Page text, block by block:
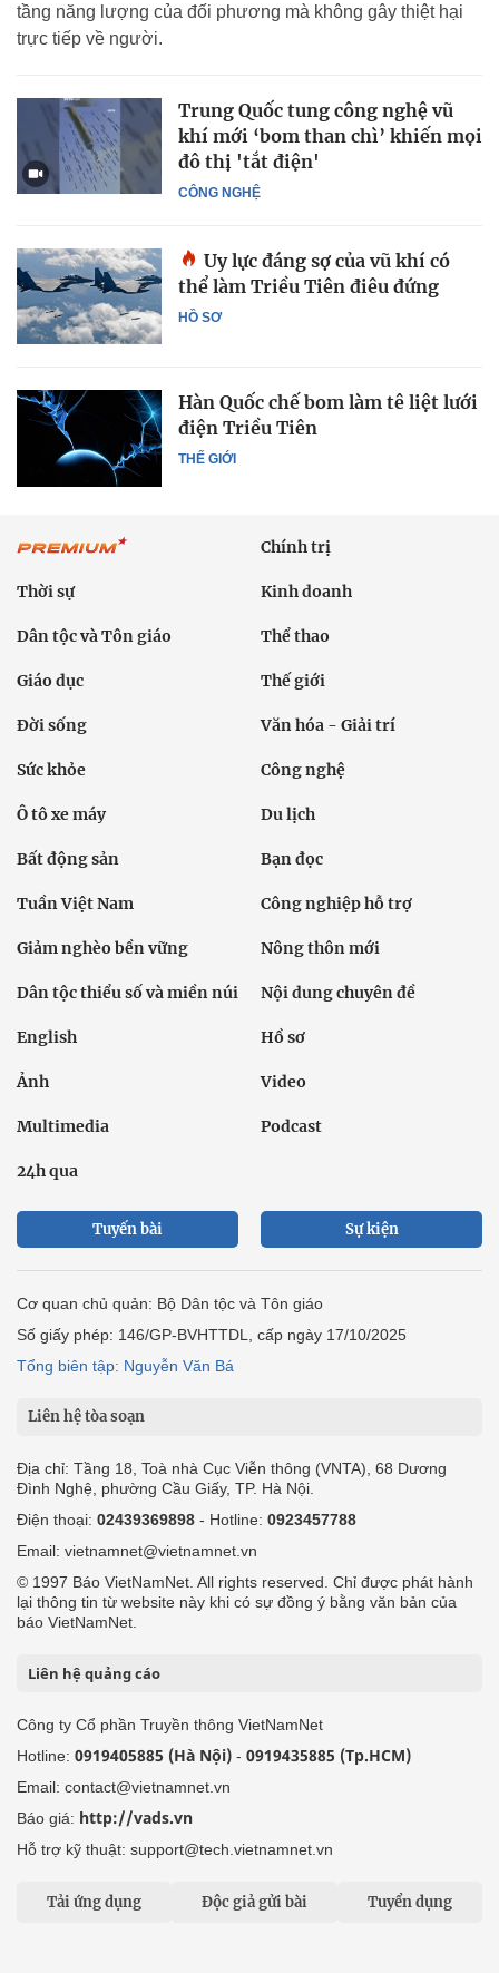
tầng năng lượng của đối phương mà không gây thiệt hại
trực tiếp về người.
CÔNG NGHỆ
Trung Quốc tung công nghệ vũ
khí mới ‘bom than chì’ khiến mọi
đô thị 'tắt điện'
HỒ SƠ
Uy lực đáng sợ của vũ khí có
thể làm Triều Tiên điêu đứng
THẾ GIỚI
Hàn Quốc chế bom làm tê liệt lưới
điện Triều Tiên
Chính trị
Thời sự Kinh doanh
Dân tộc và Tôn giáo Thể thao
Giáo dục Thế giới
Đời sống Văn hóa - Giải trí
Sức khỏe Công nghệ
Ô tô xe máy Du lịch
Bất động sản Bạn đọc
Tuần Việt Nam Công nghiệp hỗ trợ
Giảm nghèo bền vững Nông thôn mới
Dân tộc thiểu số và miền núi Nội dung chuyên đề
English Hồ sơ
Ảnh Video
Multimedia Podcast
24h qua
Tuyến bài Sự kiện
Cơ quan chủ quản: Bộ Dân tộc và Tôn giáo
Số giấy phép: 146/GP-BVHTTDL, cấp ngày 17/10/2025
Tổng biên tập: Nguyễn Văn Bá
Liên hệ tòa soạn
Địa chỉ: Tầng 18, Toà nhà Cục Viễn thông (VNTA), 68 Dương
Đình Nghệ, phường Cầu Giấy, TP. Hà Nội.
Điện thoại: 02439369898 - Hotline: 0923457788
Email: vietnamnet@vietnamnet.vn
© 1997 Báo VietNamNet. All rights reserved. Chỉ được phát hành
lại thông tin từ website này khi có sự đồng ý bằng văn bản của
báo VietNamNet.
Liên hệ quảng cáo
Công ty Cổ phần Truyền thông VietNamNet
Hotline: 0919405885 (Hà Nội) - 0919435885 (Tp.HCM)
Email: contact@vietnamnet.vn
Báo giá: http://vads.vn
Hỗ trợ kỹ thuật: support@tech.vietnamnet.vn
Tải ứng dụng Độc giả gửi bài Tuyển dụng